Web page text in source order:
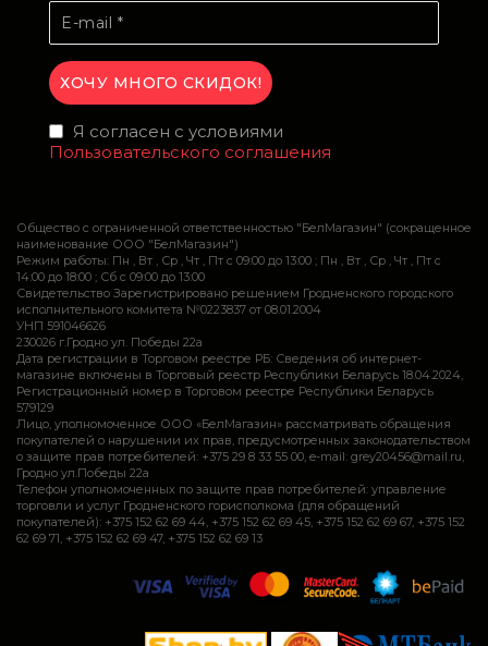
Я согласен с условиями
Пользовательского соглашения
Общество с ограниченной ответственностью "БелМагазин" (сокращенное
наименование ООО "БелМагазин")
Режим работы: Пн , Вт , Ср , Чт , Пт c 09:00 до 13:00 ; Пн , Вт , Ср , Чт , Пт c
14:00 до 18:00 ; Сб c 09:00 до 13:00
Свидетельство Зарегистрировано решением Гродненского городского
исполнительного комитета №0223837 от 08.01.2004
УНП 591046626
230026 г.Гродно ул. Победы 22а
Дата регистрации в Торговом реестре РБ: Сведения об интернет-
магазине включены в Торговый реестр Республики Беларусь 18.04.2024,
Регистрационный номер в Торговом реестре Республики Беларусь
579129
Лицо, уполномоченное ООО «БелМагазин» рассматривать обращения
покупателей о нарушении их прав, предусмотренных законодательством
о защите прав потребителей: +375 29 8 33 55 00, e-mail: grey20456@mail.ru,
Гродно ул.Победы 22а
Телефон уполномоченных по защите прав потребителей: управление
торговли и услуг Гродненского горисполкома (для обращений
покупателей): +375 152 62 69 44, +375 152 62 69 45, +375 152 62 69 67, +375 152
62 69 71, +375 152 62 69 47, +375 152 62 69 13